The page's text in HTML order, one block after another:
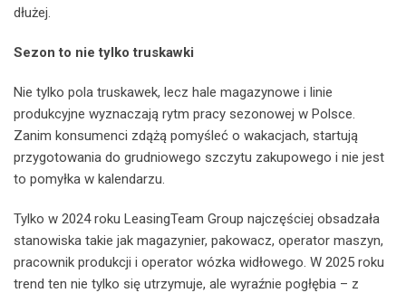
dłużej.
Sezon to nie tylko truskawki
Nie tylko pola truskawek, lecz hale magazynowe i linie
produkcyjne wyznaczają rytm pracy sezonowej w Polsce.
Zanim konsumenci zdążą pomyśleć o wakacjach, startują
przygotowania do grudniowego szczytu zakupowego i nie jest
to pomyłka w kalendarzu.
Tylko w 2024 roku LeasingTeam Group najczęściej obsadzała
stanowiska takie jak magazynier, pakowacz, operator maszyn,
pracownik produkcji i operator wózka widłowego. W 2025 roku
trend ten nie tylko się utrzymuje, ale wyraźnie pogłębia – z